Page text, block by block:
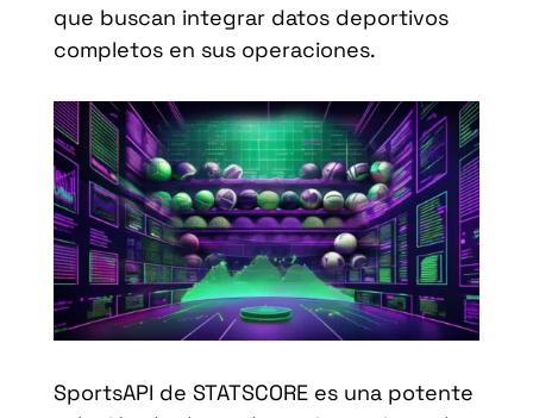
que buscan integrar datos deportivos
completos en sus operaciones.
SportsAPI de STATSCORE es una potente